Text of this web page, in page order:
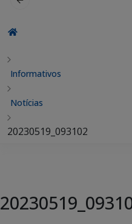
Informativos
Notícias
20230519_093102